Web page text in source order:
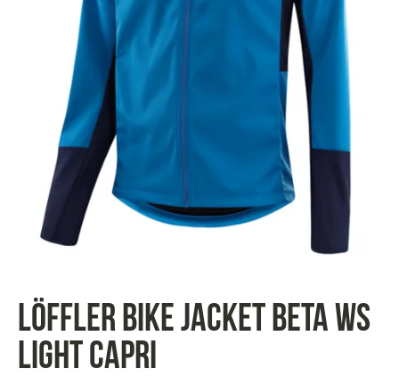
Löffler bike jacket beta ws
light capri